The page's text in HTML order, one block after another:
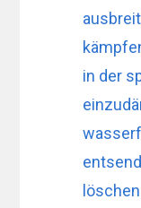
in der